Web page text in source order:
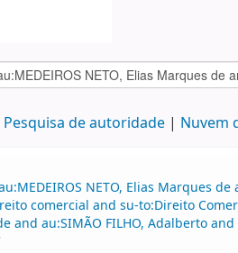
Pesquisa de autoridade Nuvem
NETO, Elias Marques
comercial and su-to:Direito
and au:SIMÃO FILHO, Adalberto